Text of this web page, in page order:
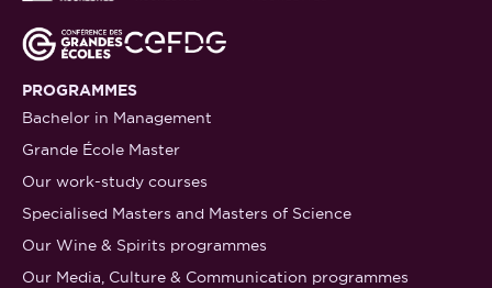
PROGRAMMES
Bachelor in Management
Grande École Master
Our work-study courses
Specialised Masters and Masters of Science
Our Wine & Spirits programmes
Our Media, Culture & Communication programmes